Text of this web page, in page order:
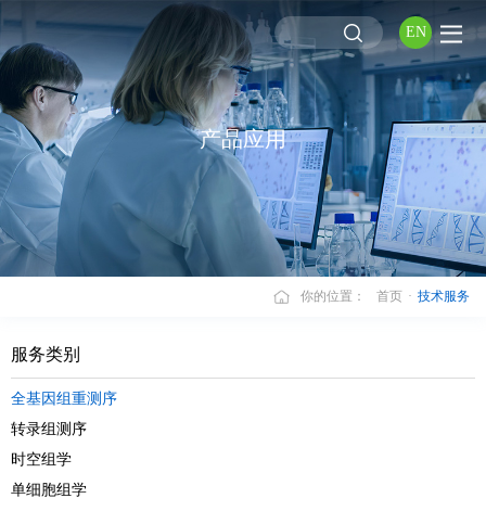
EN
产品应用
你的位置： 首页 · 技术服务
服务类别
全基因组重测序
转录组测序
时空组学
单细胞组学